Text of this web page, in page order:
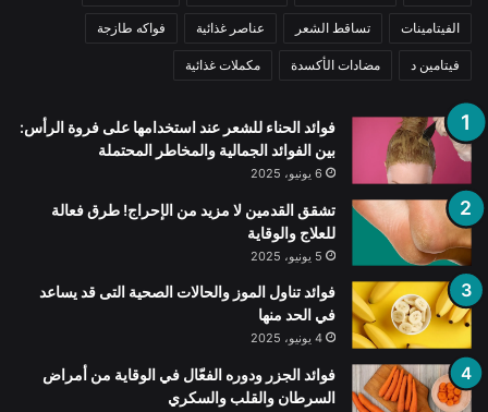
الفيتامينات تساقط الشعر عناصر غذائية فواكه طازجة
فيتامين د مضادات الأكسدة مكملات غذائية
فوائد الحناء للشعر عند استخدامها على فروة الرأس:
بين الفوائد الجمالية والمخاطر المحتملة
6 يونيو، 2025
تشقق القدمين لا مزيد من الإحراج! طرق فعالة
للعلاج والوقاية
5 يونيو، 2025
فوائد تناول الموز والحالات الصحية التى قد يساعد
في الحد منها
4 يونيو، 2025
فوائد الجزر ودوره الفعّال في الوقاية من أمراض
السرطان والقلب والسكري